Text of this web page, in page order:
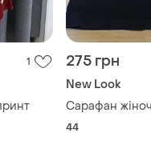
1 275 грн
New Look
Сарафан
44